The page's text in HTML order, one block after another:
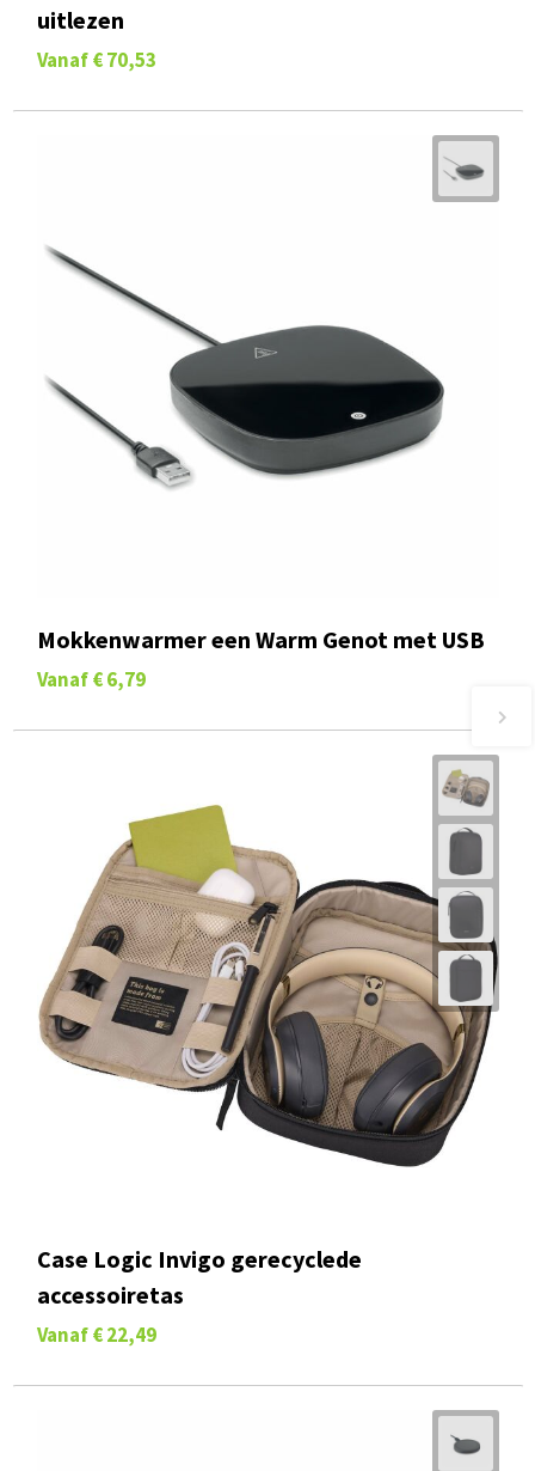
uitlezen
Vanaf € 70,53
Mokkenwarmer een Warm Genot met USB
Vanaf € 6,79
Case Logic Invigo gerecyclede
accessoiretas
Vanaf € 22,49